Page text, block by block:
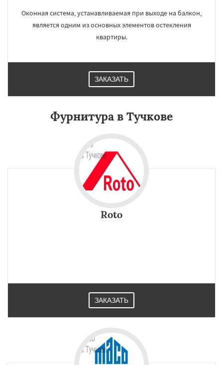
Оконная система, устанавливаемая при выходе на балкон,
является одним из основных элементов остекления
квартиры.
ЗАКАЗАТЬ
Фурнитура в Тучкове
Roto
ЗАКАЗАТЬ